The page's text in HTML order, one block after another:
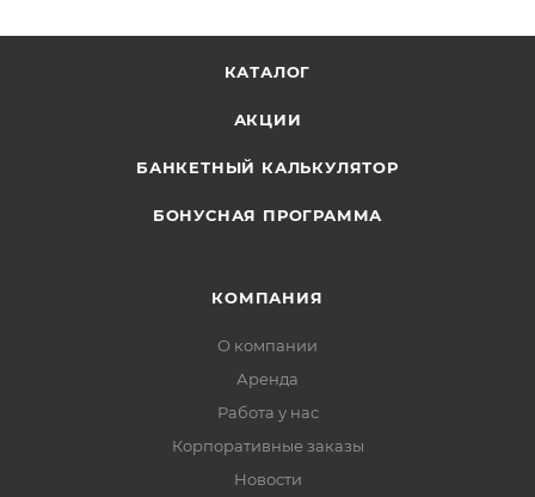
КАТАЛОГ
АКЦИИ
БАНКЕТНЫЙ КАЛЬКУЛЯТОР
БОНУСНАЯ ПРОГРАММА
КОМПАНИЯ
О компании
Аренда
Работа у нас
Корпоративные заказы
Новости